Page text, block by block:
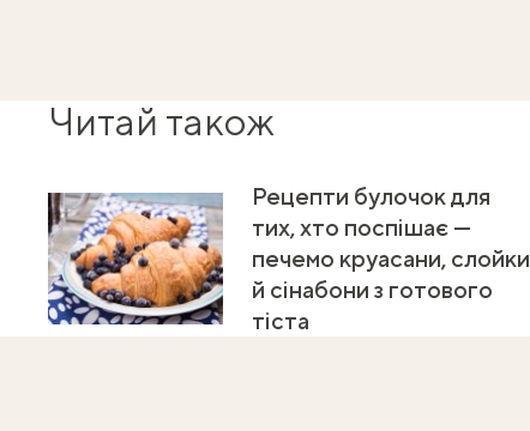
Читай також
Рецепти булочок для
тих, хто поспішає —
печемо круасани, слойки
й сінабони з готового
тіста